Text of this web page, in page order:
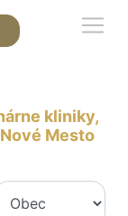
kliniky,
Mesto